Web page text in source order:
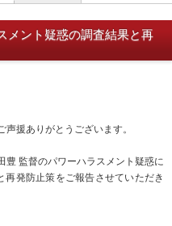
メント疑惑の調査結果と再
援ありがとうございます。
豊 監督のパワーハラスメント疑惑に
発防止策をご報告させていただき